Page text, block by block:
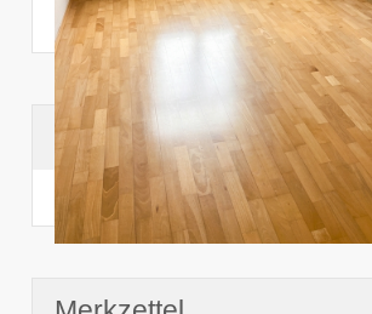
Suchhistorie
noch nichts angesehen